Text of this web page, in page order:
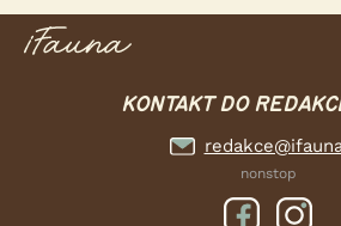
KONTAKT DO
nonstop